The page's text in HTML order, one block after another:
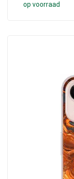
op voorraad